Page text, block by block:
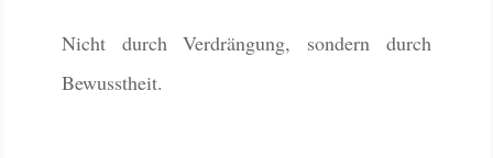
Nicht durch Verdrängung, sondern durch
Bewusstheit.